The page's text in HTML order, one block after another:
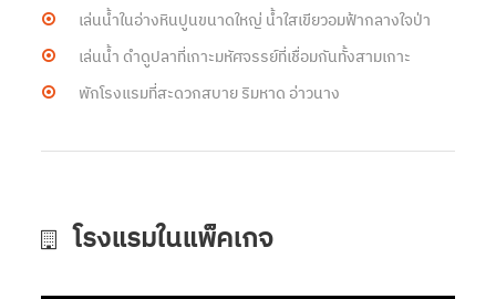
เล่นน้ำในอ่างหินปูนขนาดใหญ่ น้ำใสเขียวอมฟ้ากลางใจป่า
เล่นน้ำ ดำดูปลาที่เกาะมหัศจรรย์ที่เชื่อมกันทั้งสามเกาะ
พักโรงแรมที่สะดวกสบาย ริมหาด อ่าวนาง
โรงแรมในแพ็คเกจ